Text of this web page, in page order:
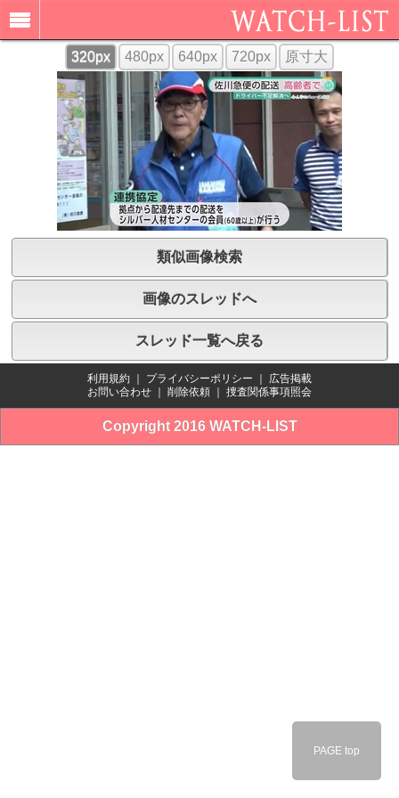
320px 480px 640px 720px 原寸大
類似画像検索
画像のスレッドへ
スレッド一覧へ戻る
利用規約 プライバシーポリシー
広告掲載
お問い合わせ
削除依頼 捜査関係事項照会
Copyright 2016 WATCH-LIST
PAGE top